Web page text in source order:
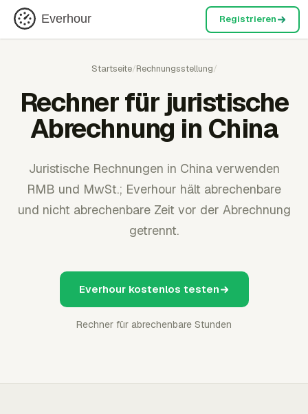
Everhour Registrieren
Startseite/Rechnungsstellung/
Rechner für juristische
Abrechnung in China
Juristische Rechnungen in China verwenden
RMB und MwSt.; Everhour hält abrechenbare
und nicht abrechenbare Zeit vor der Abrechnung
getrennt.
Everhour kostenlos testen
Rechner für abrechenbare Stunden